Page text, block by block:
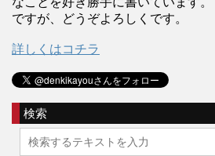
ですが、どうぞよろしくです。
詳しくはコチラ
検索